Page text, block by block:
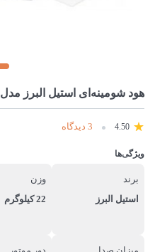
هود شومینه‌ای استیل البرز مدل SA 120
4.50 3 دیدگاه
ویژگی‌ها
برند
استیل البرز
وزن
22 کیلوگرم